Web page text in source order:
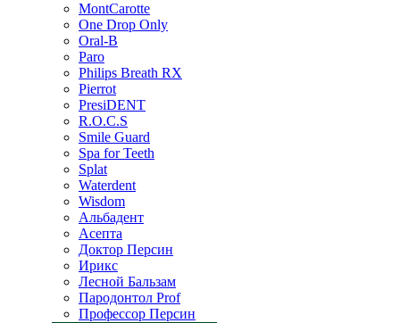
MontCarotte
One Drop Only
Oral-B
Paro
Philips Breath RX
Pierrot
PresiDENT
R.O.C.S
Smile Guard
Spa for Teeth
Splat
Waterdent
Wisdom
Альбадент
Асепта
Доктор Персин
Ирикс
Лесной Бальзам
Пародонтол Prof
Профессор Персин